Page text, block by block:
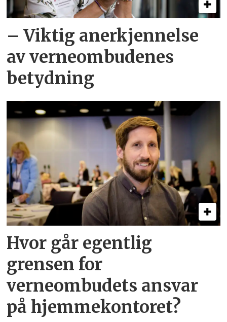
– Viktig anerkjennelse
av verneombudenes
betydning
Hvor går egentlig
grensen for
verneombudets ansvar
på hjemmekontoret?